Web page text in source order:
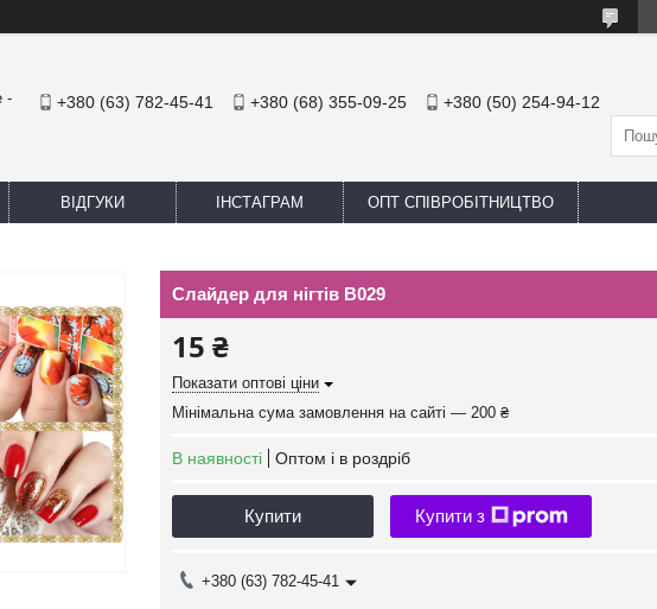
-
+380 (63) 782-45-41 +380 (68) 355-09-25 +380 (50) 254-94-12
ВІДГУКИ ІНСТАГРАМ ОПТ СПІВРОБІТНИЦТВО
Слайдер для нігтів B029
15 ₴
Показати оптові ціни
Мінімальна сума замовлення на сайті — 200 ₴
В наявності Оптом і в роздріб
Купити Купити з
+380 (63) 782-45-41